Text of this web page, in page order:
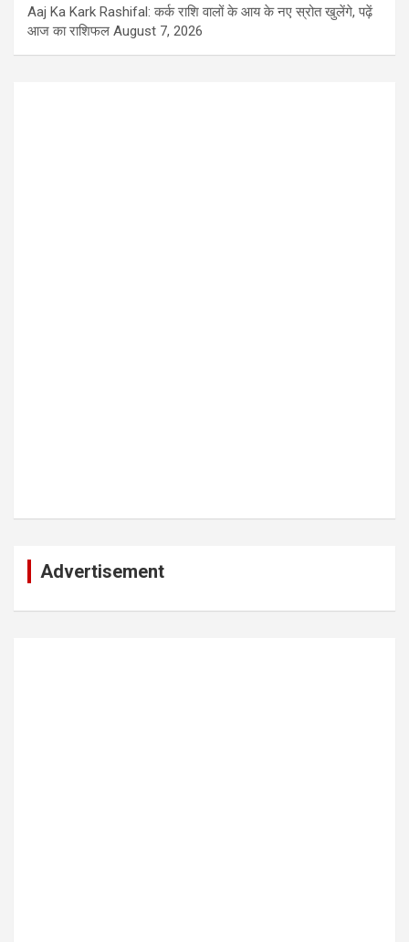
Aaj Ka Kark Rashifal: कर्क राशि वालों के आय के नए स्रोत खुलेंगे, पढ़ें
आज का राशिफल August 7, 2026
Advertisement